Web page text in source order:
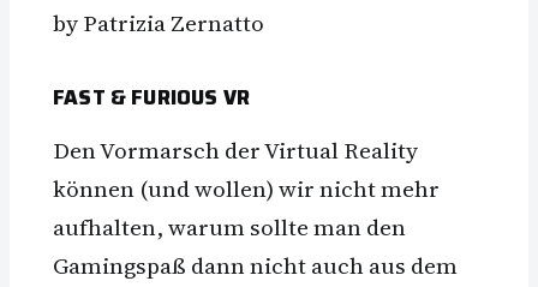
by Patrizia Zernatto
FAST & FURIOUS VR
Den Vormarsch der Virtual Reality
können (und wollen) wir nicht mehr
aufhalten, warum sollte man den
Gamingspaß dann nicht auch aus dem